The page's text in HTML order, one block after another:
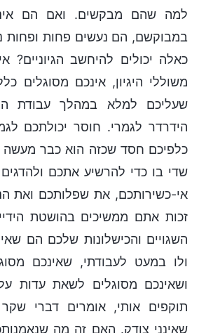
למה שהם מבקשים. ואם הם
במבוקשם, הם נעשים פחות ופחות
כאלה יכולים להיחשב הגיוניים?
משוללי היגיון, אינכם מסוגלים
שעליכם למלא במהלך עבודת
הידרדר לגמרי. חוסר יכולתכם
כלפיכם חסד שכזה הוא כבר מעשה
שדי בו כדי להרשיע אתכם
אי-כשירותכם, את שפלותכם ואת
זכות אתם ממשיכים בהושטת
השגויים והכישלונות שלכם הם
ולו במעט לעבודתי, שאינכם
ושאינכם מסוגלים לשאת עדות
תוקפים אותי, אומרים דברי שקר
שאינני צודק. האם זה מה